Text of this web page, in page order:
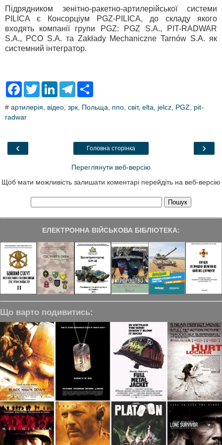
Підрядником зенітно-ракетно-артилерійської системи
PILICA є Консорціум PGZ-PILICA, до складу якого
входять компанії групи PGZ: PGZ S.A., PIT-RADWAR
S.A., PCO S.A. та Zakłady Mechaniczne Tarnów S.A. як
системний інтегратор.
F
e
b
k
T
t
L
k
T
e
m
r
# артилерія відео зрк Польща ппо світ, elta jelcz PGZ
pit-
radwar
‹ ›
Головна сторінка
Переглянути веб-версію
Щоб мати можливість залишати коментарі перейдіть на веб-версію
ЕЛЕКТРОННА ВІЙСЬКОВА БІБЛІОТЕКА:
Що варто подивитись: